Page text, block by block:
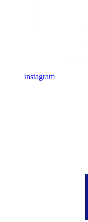
Instagram